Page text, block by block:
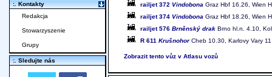
railjet 372 Vindobona Graz Hbf 16.26, Wien
railjet 374 Vindobona Graz Hbf 18.26, Wien
railjet 576 Brněnský drak Brno hl.n. 4.10,
R 611 KrušnohorCheb 10.30, Karlovy Vary
Zobrazit tento vůz v Atlasu vozů
:. Kontakty
Redakcja
Stowarzyszenie
Grupy
:. Sledujte nás